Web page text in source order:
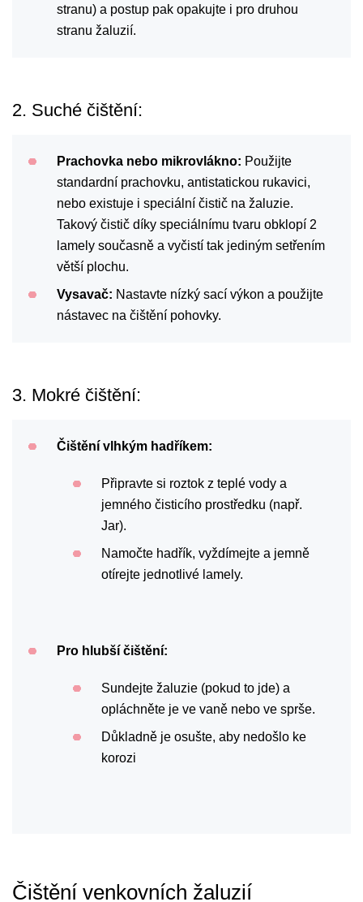
stranu) a postup pak opakujte i pro druhou
stranu žaluzií.
2. Suché čištění:
Prachovka nebo mikrovlákno: Použijte
standardní prachovku, antistatickou rukavici,
nebo existuje i speciální čistič na žaluzie.
Takový čistič díky speciálnímu tvaru obklopí 2
lamely současně a vyčistí tak jediným setřením
větší plochu.
Vysavač: Nastavte nízký sací výkon a použijte
nástavec na čištění pohovky.
3. Mokré čištění:
Čištění vlhkým hadříkem:
Připravte si roztok z teplé vody a
jemného čisticího prostředku (např.
Jar).
Namočte hadřík, vyždímejte a jemně
otírejte jednotlivé lamely.
Pro hlubší čištění:
Sundejte žaluzie (pokud to jde) a
opláchněte je ve vaně nebo ve sprše.
Důkladně je osušte, aby nedošlo ke
korozi
Čištění venkovních žaluzií